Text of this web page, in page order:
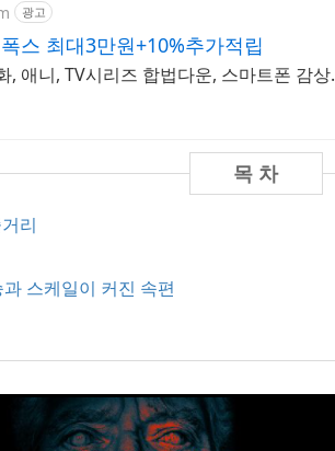
광고
스 최대3만원+10%추가적립
, 애니, TV시리즈 합법다운, 스마트폰 감상.
리
스케일이 커진 속편